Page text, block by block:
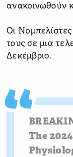
ανακοινωθούν
Οι
τους σε μια
Δεκέμβριο.
The